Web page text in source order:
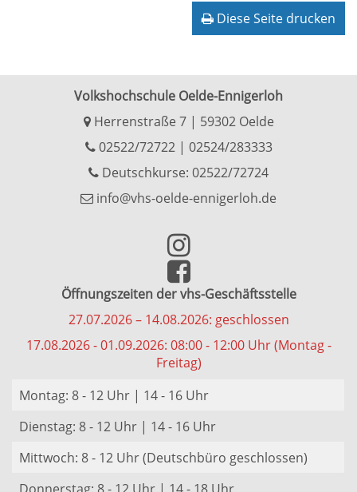
Diese Seite drucken
Volkshochschule Oelde-Ennigerloh
Herrenstraße 7 | 59302 Oelde
02522/72722| 02524/283333
Deutschkurse: 02522/72724
info@vhs-oelde-ennigerloh.de
Öffnungszeiten der vhs-Geschäftsstelle
27.07.2026 – 14.08.2026: geschlossen
17.08.2026 - 01.09.2026: 08:00 - 12:00 Uhr (Montag -
Freitag)
Montag: 8 - 12 Uhr | 14 - 16 Uhr
Dienstag: 8 - 12 Uhr | 14 - 16 Uhr
Mittwoch: 8 - 12 Uhr (Deutschbüro geschlossen)